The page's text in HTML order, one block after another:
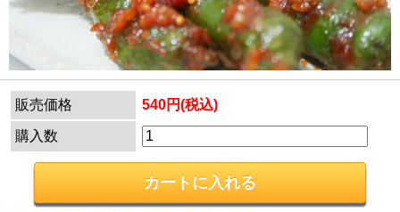
販売価格 540円(税込)
購入数